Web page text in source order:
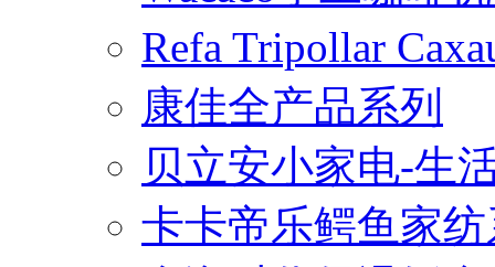
Refa Tripollar
康佳全产品系列
贝立安小家电-生
卡卡帝乐鳄鱼家